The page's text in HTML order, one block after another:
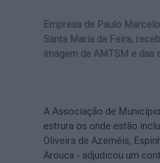
Empresa de Paulo
Santa Maria da Feira,
imagem da AMTSM e das
A Associação de
estrura os onde estão
Oliveira de Azeméis,
Arouca - adjudicou um